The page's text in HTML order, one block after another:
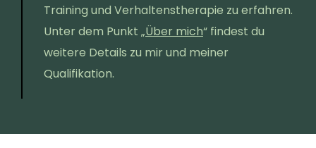
Training und Verhaltenstherapie zu erfahren.
Unter dem Punkt „Über mich“ findest du
weitere Details zu mir und meiner
Qualifikation.